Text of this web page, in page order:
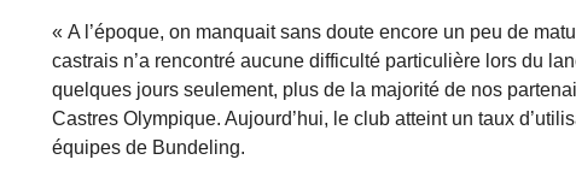
« A l’époque, on manquait sans doute encore un peu de
castrais n’a rencontré aucune difficulté particulière lors du
quelques jours seulement, plus de la majorité de nos
Castres Olympique. Aujourd’hui, le club atteint un taux
équipes de Bundeling.